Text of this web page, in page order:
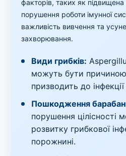
факторів, таких як підвищена
порушення роботи імунної
важливість вивчення та
захворювання.
Види грибкiв:
можуть бути
призводить до
Пошкодження
порушення цілісності
розвитку грибкової
порожнині.